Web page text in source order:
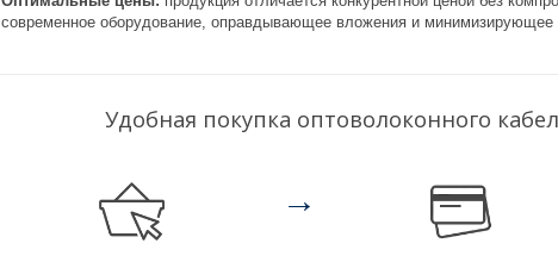
современное оборудование, оправдывающее вложения и
Удобная покупка оптоволоконного
→